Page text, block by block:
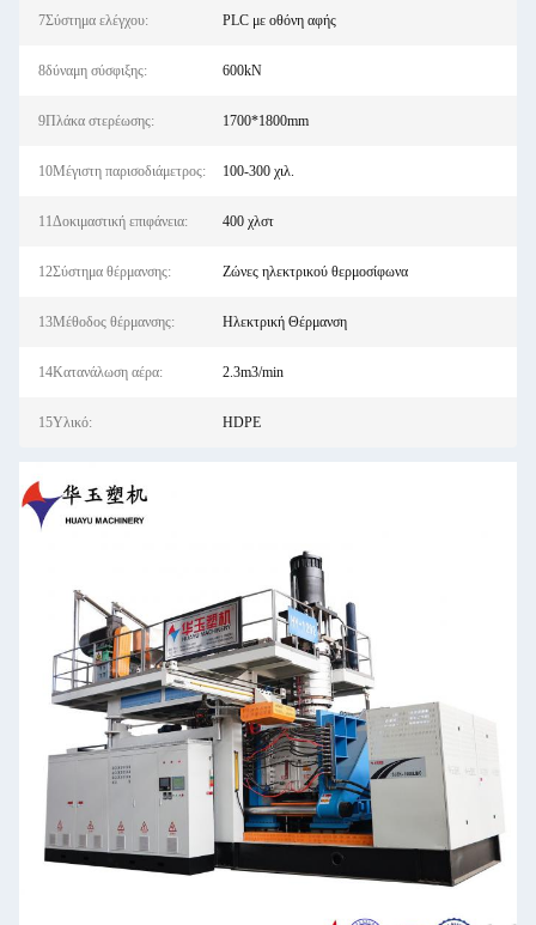
7Σύστημα ελέγχου: PLC με οθόνη αφής
8δύναμη σύσφιξης: 600kN
9Πλάκα στερέωσης: 1700*1800mm
10Μέγιστη παρισοδιάμετρος: 100-300 χιλ.
11Δοκιμαστική επιφάνεια: 400 χλστ
12Σύστημα θέρμανσης: Ζώνες ηλεκτρικού θερμοσίφωνα
13Μέθοδος θέρμανσης: Ηλεκτρική Θέρμανση
14Κατανάλωση αέρα: 2.3m3/min
15Υλικό: HDPE